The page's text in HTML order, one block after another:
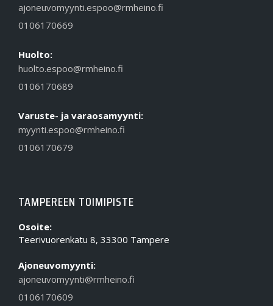
ajoneuvomyynti.espoo@rmheino.fi
0106170669
Huolto:
huolto.espoo@rmheino.fi
0106170689
Varuste- ja varaosamyynti:
myynti.espoo@rmheino.fi
0106170679
TAMPEREEN TOIMIPISTE
Osoite:
Teerivuorenkatu 8, 33300 Tampere
Ajoneuvomyynti:
ajoneuvomyynti@rmheino.fi
0106170609